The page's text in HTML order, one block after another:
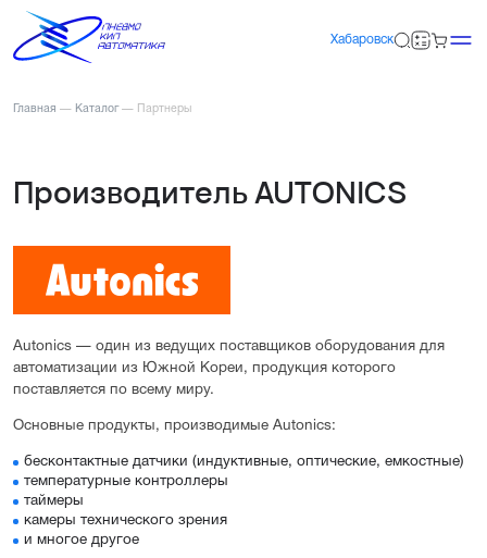
Хабаровск
Главная — Каталог — Партнеры
Производитель AUTONICS
Autonics — один из ведущих поставщиков оборудования для
автоматизации из Южной Кореи, продукция которого
поставляется по всему миру.
Основные продукты, производимые Autonics:
бесконтактные датчики (индуктивные, оптические, емкостные)
температурные контроллеры
таймеры
камеры технического зрения
и многое другое